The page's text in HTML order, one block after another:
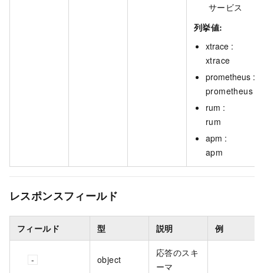
サービス
列挙値:
xtrace :
xtrace
prometheus :
prometheus
rum :
rum
apm :
apm
レスポンスフィールド
フィールド 型 説明 例
object
応答のスキ
ーマ